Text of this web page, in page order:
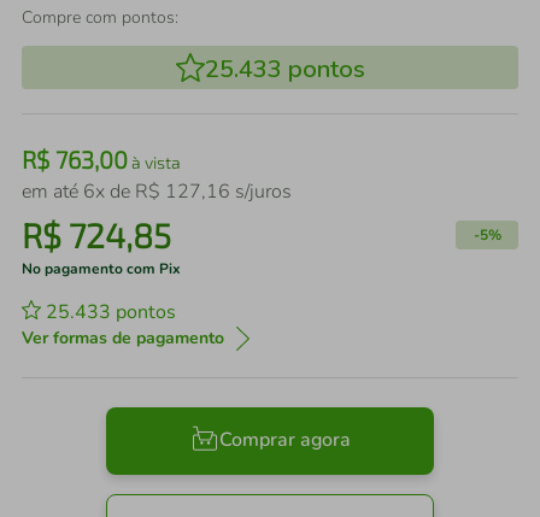
Compre com pontos:
25.433 pontos
R$ 763,00à vista
em até 6x de R$ 127,16 s/juros
R$ 724,85 -5%
No pagamento com Pix
25.433 pontos
Ver formas de pagamento
Comprar agora